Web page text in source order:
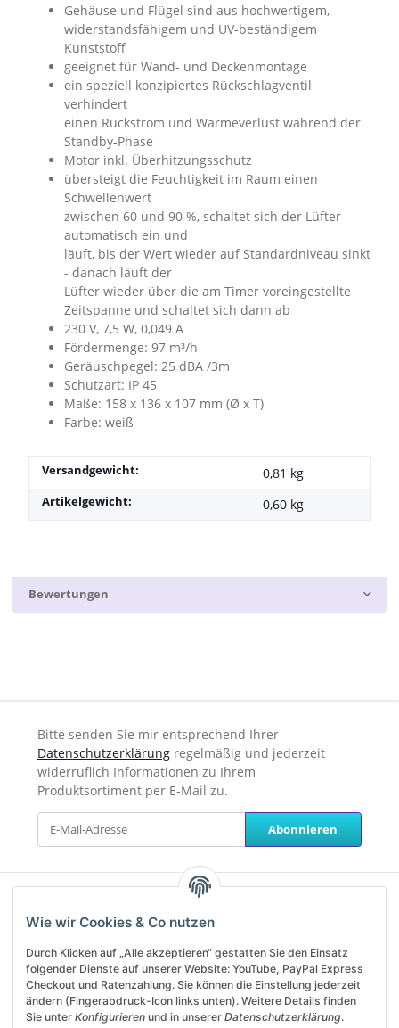
Gehäuse und Flügel sind aus hochwertigem,
widerstandsfähigem und UV-beständigem
Kunststoff
geeignet für Wand- und Deckenmontage
ein speziell konzipiertes Rückschlagventil
verhindert
einen Rückstrom und Wärmeverlust während der
Standby-Phase
Motor inkl. Überhitzungsschutz
übersteigt die Feuchtigkeit im Raum einen
Schwellenwert
zwischen 60 und 90 %, schaltet sich der Lüfter
automatisch ein und
läuft, bis der Wert wieder auf Standardniveau sinkt
- danach läuft der
Lüfter wieder über die am Timer voreingestellte
Zeitspanne und schaltet sich dann ab
230 V, 7,5 W, 0,049 A
Fördermenge: 97 m³/h
Geräuschpegel: 25 dBA /3m
Schutzart: IP 45
Maße: 158 x 136 x 107 mm (Ø x T)
Farbe: weiß
Versandgewicht: 0,81 kg
Artikelgewicht: 0,60 kg
Bewertungen
Bitte senden Sie mir entsprechend Ihrer
Datenschutzerklärung regelmäßig und jederzeit
widerruflich Informationen zu Ihrem
Produktsortiment per E-Mail zu.
Abonnieren
erhalten Sie unter:
service@helanos.de
Mo-Fr, 09:00 - 13:00 Uhr
Wie wir Cookies & Co nutzen
Durch Klicken auf „Alle akzeptieren“ gestatten Sie den Einsatz
folgender Dienste auf unserer Website: YouTube, PayPal Express
Checkout und Ratenzahlung. Sie können die Einstellung jederzeit
ändern (Fingerabdruck-Icon links unten). Weitere Details finden
Sie unter Konfigurieren und in unserer Datenschutzerklärung.